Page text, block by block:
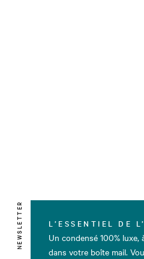
NEWSLETTER L’ESSENTIEL DE
Un condensé 100%
dans votre boîte mail.